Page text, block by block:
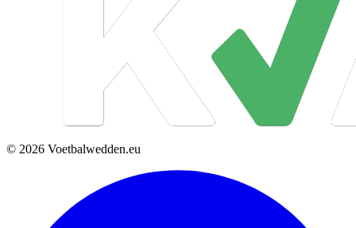
© 2026 Voetbalwedden.eu